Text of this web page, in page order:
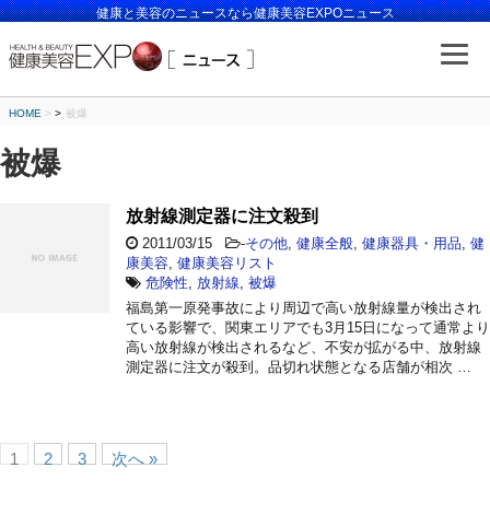
健康と美容のニュースなら健康美容EXPOニュース
HOME > 被爆
被爆
放射線測定器に注文殺到
2011/03/15 -その他 健康全般 健康器具・用品 健
康美容 健康美容リスト
危険性 放射線 被爆
福島第一原発事故により周辺で高い放射線量が検出され
ている影響で、関東エリアでも3月15日になって通常より
高い放射線が検出されるなど、不安が拡がる中、放射線
測定器に注文が殺到。品切れ状態となる店舗が相次 …
1 2 3 次へ »